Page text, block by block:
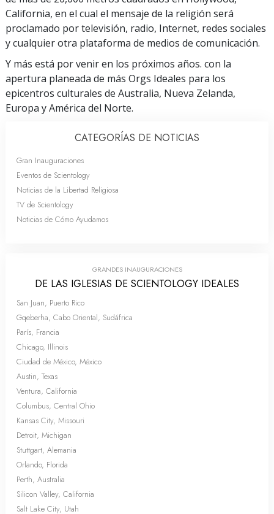
California, en el cual el mensaje de la religión será
proclamado por televisión, radio, Internet, redes sociales
y cualquier otra plataforma de medios de comunicación.
Y más está por venir en los próximos años. con la
apertura planeada de más Orgs Ideales para los
epicentros culturales de Australia, Nueva Zelanda,
Europa y América del Norte.
CATEGORÍAS DE NOTICIAS
Gran Inauguraciones
Eventos de Scientology
Noticias de la Libertad Religiosa
TV de Scientology
Noticias de Cómo Ayudamos
GRANDES INAUGURACIONES
DE LAS IGLESIAS DE SCIENTOLOGY IDEALES
San Juan, Puerto Rico
Gqeberha, Cabo Oriental, Sudáfrica
París, Francia
Chicago, Illinois
Ciudad de México, México
Austin, Texas
Ventura, California
Columbus, Central Ohio
Kansas City, Missouri
Detroit, Michigan
Stuttgart, Alemania
Orlando, Florida
Perth, Australia
Silicon Valley, California
Salt Lake City, Utah